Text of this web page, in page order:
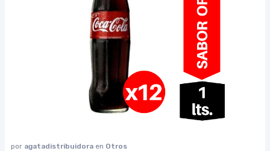
por agatadistribuidora en Otros